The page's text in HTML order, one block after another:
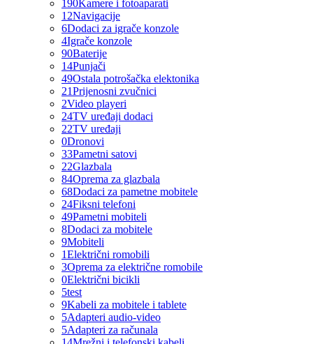
190Kamere i fotoaparati
12Navigacije
6Dodaci za igrače konzole
4Igrače konzole
90Baterije
14Punjači
49Ostala potrošačka elektonika
21Prijenosni zvučnici
2Video playeri
24TV uređaji dodaci
22TV uređaji
0Dronovi
33Pametni satovi
22Glazbala
84Oprema za glazbala
68Dodaci za pametne mobitele
24Fiksni telefoni
49Pametni mobiteli
8Dodaci za mobitele
9Mobiteli
1Električni romobili
3Oprema za električne romobile
0Električni bicikli
5test
9Kabeli za mobitele i tablete
5Adapteri audio-video
5Adapteri za računala